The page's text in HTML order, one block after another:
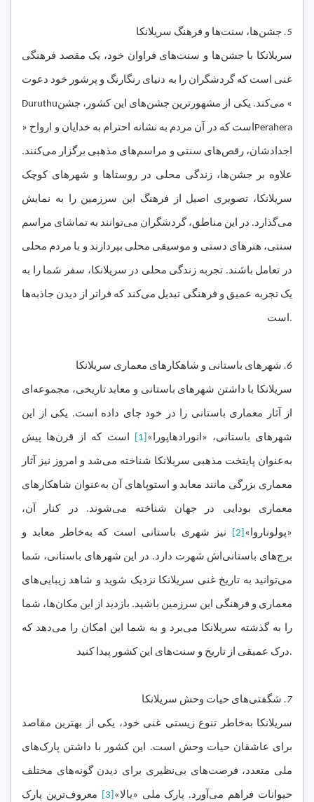
5. جشن‌ها، سنت‌ها و فرهنگ سریلانکا
سریلانکا با جشن‌ها و سنت‌های فراوان خود، یک مقصد فرهنگی
غنی است که گردشگران را به دنیای رنگارنگ و پرشور خود دعوت
می‌کند. یکی از مشهورترین جشن‌های این کشور، جشن « Duruthu
Perahera » است که در آن مردم به نشانه احترام به خدایان و ارواح
اجدادشان، رقص‌های سنتی و مراسم‌های مذهبی برگزار می‌کنند.
علاوه بر جشن‌ها، زندگی محلی در روستاها و شهرهای کوچک
سریلانکا، تصویری اصیل از فرهنگ این سرزمین را به نمایش
می‌گذارد. در این مناطق، گردشگران می‌توانند به تماشای مراسم
سنتی، هنرهای دستی و موسیقی محلی بپردازند و با مردم محلی
در تعامل باشند. تجربه زندگی محلی در سریلانکا، سفر شما را به
یک تجربه عمیق و فرهنگی تبدیل می‌کند که فراتر از دیدن جاذبه‌ها
است.
6. شهرهای باستانی و شاهکارهای معماری سریلانکا
سریلانکا با داشتن شهرهای باستانی و معابد تاریخی، مجموعه‌ای
از آثار معماری باستانی را در خود جای داده است. یکی از این
شهرهای باستانی، «انورادهاپورا» است که از قرن‌ها پیش
به‌عنوان پایتخت مذهبی سریلانکا شناخته می‌شد و امروز نیز آثار
معماری بزرگی مانند معابد و استوپاهای آن به‌عنوان شاهکارهای
معماری بودایی در جهان شناخته می‌شوند. در کنار آن،
«پولوناروا» نیز شهری باستانی است که به‌خاطر معابد و
برج‌های باستانی‌اش شهرت دارد. در این شهرهای باستانی، شما
می‌توانید به تاریخ غنی سریلانکا نزدیک شوید و شاهد زیبایی‌های
معماری و فرهنگی این سرزمین باشید. بازدید از این مکان‌ها، شما
را به گذشته سریلانکا می‌برد و به شما این امکان را می‌دهد که
درک عمیقی از تاریخ و سنت‌های این کشور پیدا کنید.
7. شگفتی‌های حیات وحش سریلانکا
سریلانکا به‌خاطر تنوع زیستی غنی خود، یکی از بهترین مقاصد
برای عاشقان حیات وحش است. این کشور با داشتن پارک‌های
ملی متعدد، فرصت‌های بی‌نظیری برای دیدن گونه‌های مختلف
حیوانات فراهم می‌آورد. پارک ملی «یالا» معروف‌ترین پارک